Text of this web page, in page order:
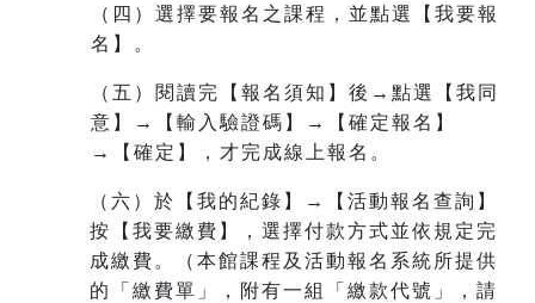
（四）選擇要報名之課程，並點選【我要報
名】。
（五）閱讀完【報名須知】後→點選【我同
意】→【輸入驗證碼】→【確定報名】
→【確定】，才完成線上報名。
（六）於【我的紀錄】→【活動報名查詢】
按【我要繳費】，選擇付款方式並依規定完
成繳費。（本館課程及活動報名系統所提供
的「繳費單」，附有一組
「繳款代號」，請